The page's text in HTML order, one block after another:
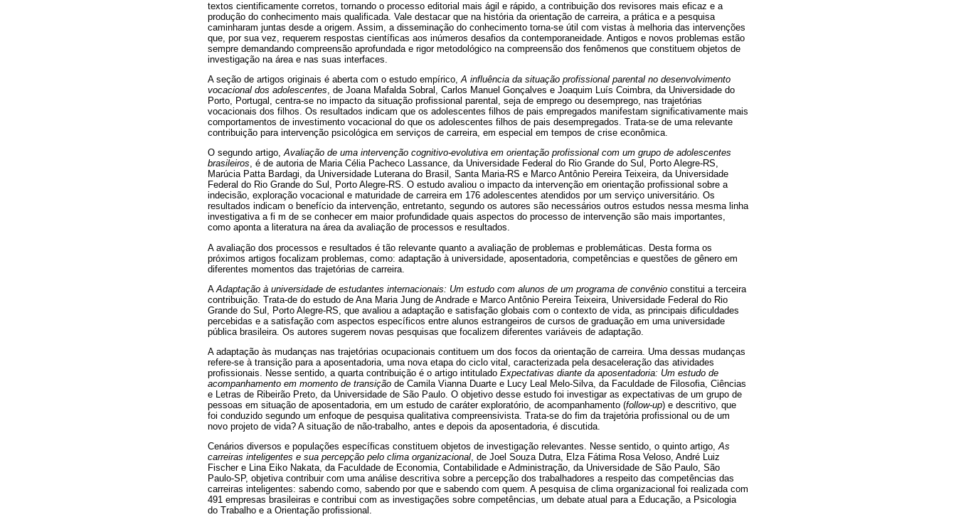
textos cientificamente corretos, tornando o processo editorial mais ágil e rápido, a contribuição dos revisores mais eficaz e a
produção do conhecimento mais qualificada. Vale destacar que na história da orientação de carreira, a prática e a pesquisa
caminharam juntas desde a origem. Assim, a disseminação do conhecimento torna-se útil com vistas à melhoria das intervenções
que, por sua vez, requerem respostas científicas aos inúmeros desafios da contemporaneidade. Antigos e novos problemas estão
sempre demandando compreensão aprofundada e rigor metodológico na compreensão dos fenômenos que constituem objetos de
investigação na área e nas suas interfaces.
A seção de artigos originais é aberta com o estudo empírico,A influência da situação profissional parental no desenvolvimento
vocacional dos adolescentes, de Joana Mafalda Sobral, Carlos Manuel Gonçalves e Joaquim Luís Coimbra, da Universidade do
Porto, Portugal, centra-se no impacto da situação profissional parental, seja de emprego ou desemprego, nas trajetórias
vocacionais dos filhos. Os resultados indicam que os adolescentes filhos de pais empregados manifestam significativamente mais
comportamentos de investimento vocacional do que os adolescentes filhos de pais desempregados. Trata-se de uma relevante
contribuição para intervenção psicológica em serviços de carreira, em especial em tempos de crise econômica.
O segundo artigo,Avaliação de uma intervenção cognitivo-evolutiva em orientação profissional com um grupo de adolescentes
brasileiros, é de autoria de Maria Célia Pacheco Lassance, da Universidade Federal do Rio Grande do Sul, Porto Alegre-RS,
Marúcia Patta Bardagi, da Universidade Luterana do Brasil, Santa Maria-RS e Marco Antônio Pereira Teixeira, da Universidade
Federal do Rio Grande do Sul, Porto Alegre-RS. O estudo avaliou o impacto da intervenção em orientação profissional sobre a
indecisão, exploração vocacional e maturidade de carreira em 176 adolescentes atendidos por um serviço universitário. Os
resultados indicam o benefício da intervenção, entretanto, segundo os autores são necessários outros estudos nessa mesma linha
investigativa a fi m de se conhecer em maior profundidade quais aspectos do processo de intervenção são mais importantes,
como aponta a literatura na área da avaliação de processos e resultados.
A avaliação dos processos e resultados é tão relevante quanto a avaliação de problemas e problemáticas. Desta forma os
próximos artigos focalizam problemas, como: adaptação à universidade, aposentadoria, competências e questões de gênero em
diferentes momentos das trajetórias de carreira.
A Adaptação à universidade de estudantes internacionais: Um estudo com alunos de um programa de convênio constitui a terceira
contribuição. Trata-de do estudo de Ana Maria Jung de Andrade e Marco Antônio Pereira Teixeira, Universidade Federal do Rio
Grande do Sul, Porto Alegre-RS, que avaliou a adaptação e satisfação globais com o contexto de vida, as principais dificuldades
percebidas e a satisfação com aspectos específicos entre alunos estrangeiros de cursos de graduação em uma universidade
pública brasileira. Os autores sugerem novas pesquisas que focalizem diferentes variáveis de adaptação.
A adaptação às mudanças nas trajetórias ocupacionais contituem um dos focos da orientação de carreira. Uma dessas mudanças
refere-se à transição para a aposentadoria, uma nova etapa do ciclo vital, caracterizada pela desaceleração das atividades
profissionais. Nesse sentido, a quarta contribuição é o artigo intitulado Expectativas diante da aposentadoria: Um estudo de
acompanhamento em momento de transição de Camila Vianna Duarte e Lucy Leal Melo-Silva, da Faculdade de Filosofia, Ciências
e Letras de Ribeirão Preto, da Universidade de São Paulo. O objetivo desse estudo foi investigar as expectativas de um grupo de
pessoas em situação de aposentadoria, em um estudo de caráter exploratório, de acompanhamento (follow-up) e descritivo, que
foi conduzido segundo um enfoque de pesquisa qualitativa compreensivista. Trata-se do fim da trajetória profissional ou de um
novo projeto de vida? A situação de não-trabalho, antes e depois da aposentadoria, é discutida.
Cenários diversos e populações específicas constituem objetos de investigação relevantes. Nesse sentido, o quinto artigo,As
carreiras inteligentes e sua percepção pelo clima organizacional, de Joel Souza Dutra, Elza Fátima Rosa Veloso, André Luiz
Fischer e Lina Eiko Nakata, da Faculdade de Economia, Contabilidade e Administração, da Universidade de São Paulo, São
Paulo-SP, objetiva contribuir com uma análise descritiva sobre a percepção dos trabalhadores a respeito das competências das
carreiras inteligentes: sabendo como, sabendo por que e sabendo com quem. A pesquisa de clima organizacional foi realizada com
491 empresas brasileiras e contribui com as investigações sobre competências, um debate atual para a Educação, a Psicologia
do Trabalho e a Orientação profissional.